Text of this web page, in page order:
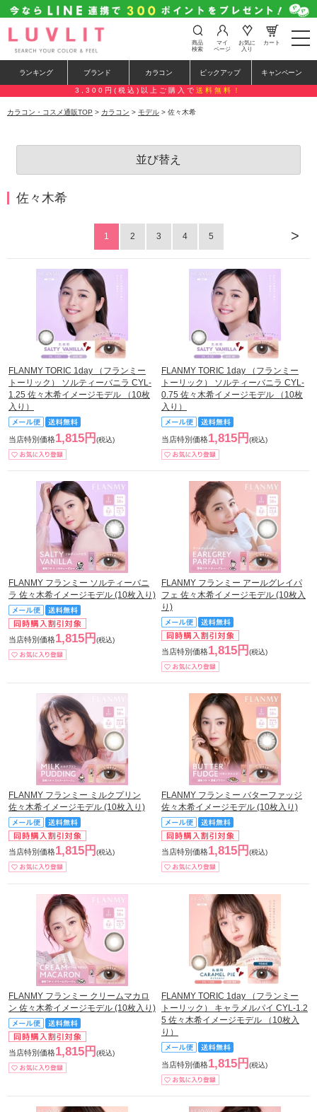
t
o
e
n
i
商品
検索
マイ
ページ
お気に
入り
カート
ランキング ブランド カラコン ピックアップ キャンペーン
3,300円(税込)以上ご購入で 送料無料！
カラコン・コスメ通販TOP > カラコン > モデル > 佐々木希
並び替え
佐々木希
>
1 2 3 4 5
FLANMY TORIC 1day （フランミー
トーリック） ソルティーバニラ CYL-
1.25 佐々木希イメージモデル （10枚
入り）
当店特別価格1,815円 (税込)
FLANMY TORIC 1day （フランミー
トーリック） ソルティーバニラ CYL-
0.75 佐々木希イメージモデル （10枚
入り）
当店特別価格1,815円 (税込)
FLANMY フランミー ソルティーバニ
ラ 佐々木希イメージモデル (10枚入り)
当店特別価格1,815円 (税込)
FLANMY フランミー アールグレイパ
フェ 佐々木希イメージモデル (10枚入
り)
当店特別価格1,815円 (税込)
FLANMY フランミー ミルクプリン
佐々木希イメージモデル (10枚入り)
当店特別価格1,815円 (税込)
FLANMY フランミー バターファッジ
佐々木希イメージモデル (10枚入り)
当店特別価格1,815円 (税込)
FLANMY フランミー クリームマカロ
ン 佐々木希イメージモデル (10枚入り)
当店特別価格1,815円 (税込)
FLANMY TORIC 1day （フランミー
トーリック） キャラメルパイ CYL-1.2
5 佐々木希イメージモデル （10枚入
り）
当店特別価格1,815円 (税込)